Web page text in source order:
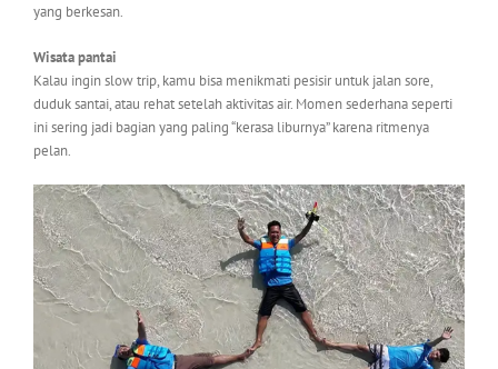
yang berkesan.
Wisata pantai
Kalau ingin slow trip, kamu bisa menikmati pesisir untuk jalan sore,
duduk santai, atau rehat setelah aktivitas air. Momen sederhana seperti
ini sering jadi bagian yang paling “kerasa liburnya” karena ritmenya
pelan.